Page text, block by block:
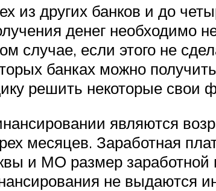
из других банков и до
денег необходимо
случае, если этого не
банках можно
решить некоторые
являются
месяцев. Заработная
и МО размер
не выдаются